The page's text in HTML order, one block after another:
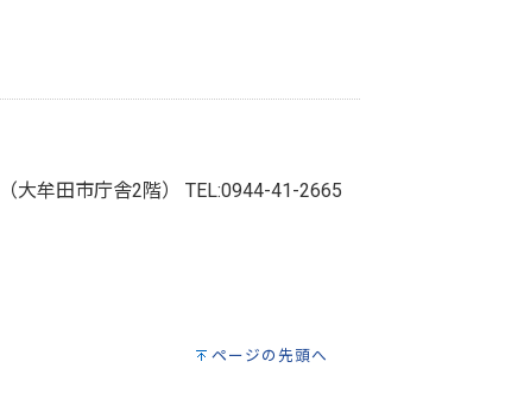
大牟田市庁舎2階） TEL:0944-41-2665
ページの先頭へ